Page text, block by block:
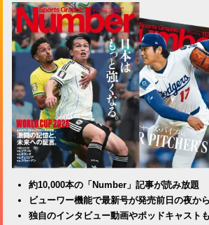
約10,000本の「Number」記事が読み放題
ビューワー機能で最新号が発売前日の夜か
独自のインタビュー動画やポッドキャスト